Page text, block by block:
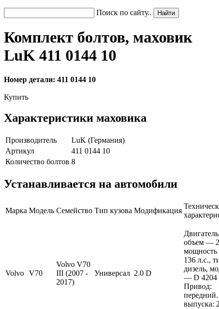
Поиск по сайту..
Комплект болтов, маховик
LuK 411 0144 10
Номер детали: 411 0144 10
Купить
Характеристики маховика
Производитель
LuK (Германия)
Артикул
411 0144 10
Количество болтов 8
Устанавливается на автомобили
Марка Модель Семейство Тип кузова Модификация
Volvo V70
Volvo V70
III (2007 -
2017)
Универсал 2.0 D
объем —
136 л.с.,
дизель,
— D 4204
Привод:
выпуска: